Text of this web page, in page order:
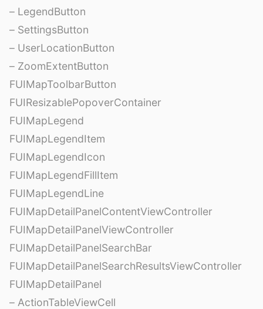
– LegendButton
– SettingsButton
– UserLocationButton
– ZoomExtentButton
FUIMapToolbarButton
FUIResizablePopoverContainer
FUIMapLegend
FUIMapLegendItem
FUIMapLegendIcon
FUIMapLegendFillItem
FUIMapLegendLine
FUIMapDetailPanelContentViewController
FUIMapDetailPanelViewController
FUIMapDetailPanelSearchBar
FUIMapDetailPanelSearchResultsViewController
FUIMapDetailPanel
– ActionTableViewCell